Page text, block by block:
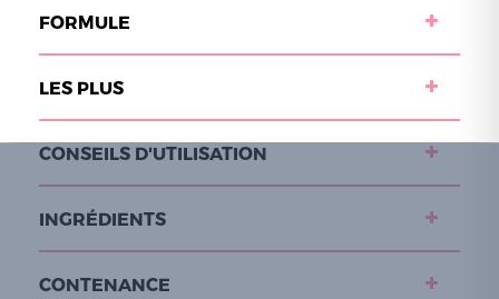
FORMULE
LES PLUS
CONSEILS D'UTILISATION
INGRÉDIENTS
CONTENANCE